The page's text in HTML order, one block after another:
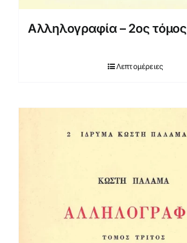
Αλληλογραφία – 2ος τόμος
Λεπτομέρειες